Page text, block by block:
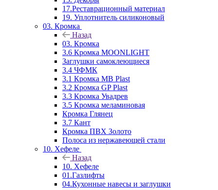
17.Реставрационный материал
19. Уплотнитель силиконовый
03. Кромка
Назад
03. Кромка
3.6 Кромка MOONLIGHT
Заглушки самоклеющиеся
3.4 ЧФМК
3.1 Кромка MB Plast
3.2 Кромка GP Plast
3.3 Кромка Увадрев
3.5 Кромка меламиновая
Кромка Глянец
3.7 Кант
Кромка ПВХ Золото
Полоса из нержавеющей стали
10. Хефеле
Назад
10. Хефеле
01.Газлифты
04.Кухонные навесы и заглушки